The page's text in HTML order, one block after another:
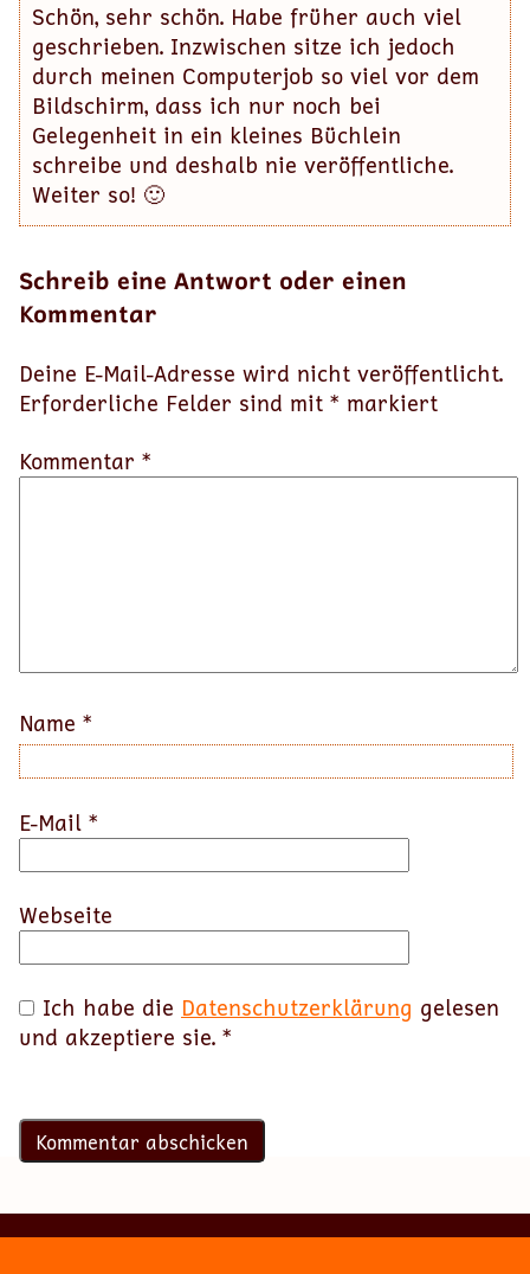
Schön, sehr schön. Habe früher auch viel
geschrieben. Inzwischen sitze ich jedoch
durch meinen Computerjob so viel vor dem
Bildschirm, dass ich nur noch bei
Gelegenheit in ein kleines Büchlein
schreibe und deshalb nie veröffentliche.
Weiter so! 🙂
Schreib eine Antwort oder einen
Kommentar
Deine E-Mail-Adresse wird nicht veröffentlicht.
Erforderliche Felder sind mit * markiert
Kommentar *
Name *
E-Mail *
Webseite
Ich habe die Datenschutzerklärung gelesen
und akzeptiere sie. *